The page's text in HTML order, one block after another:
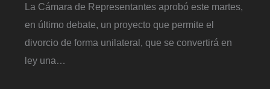
La Cámara de Representantes aprobó este martes,
en último debate, un proyecto que permite el
divorcio de forma unilateral, que se convertirá en
ley una…